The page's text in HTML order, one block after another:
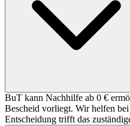
BuT kann Nachhilfe ab 0 €
Bescheid vorliegt. Wir helfen
Entscheidung trifft das